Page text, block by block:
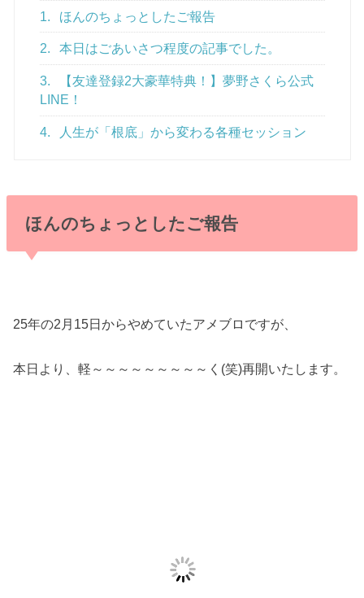
1. ほんのちょっとしたご報告
2. 本日はごあいさつ程度の記事でした。
3.
【友達登録2大豪華特典！】夢野さくら公式
LINE！
4. 人生が「根底」から変わる各種セッション
ほんのちょっとしたご報告
25年の2月15日からやめていたアメブロですが、
本日より、軽～～～～～～～～～く(笑)再開いたします。